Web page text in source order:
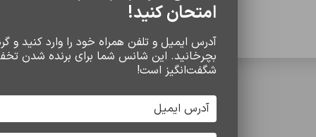
سایر محصولات
امتحان کنید!
آدرس ایمیل و تلفن همراه خود را وارد کنید و
بچرخانید. این شانس شما برای برنده شدن
شگفت‌انگیز است!